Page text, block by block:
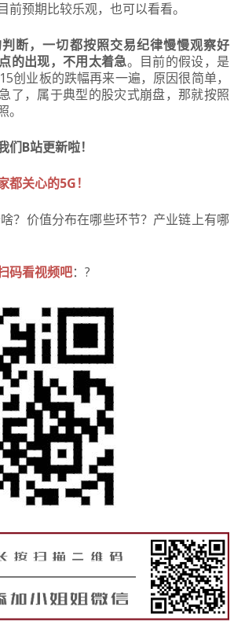
前预期比较乐观，也可以看看。
断，一切都按照交易纪律慢慢观察好
的出现，不用太着急。目前的假设，是
创业板的跌幅再来一遍，原因很简单，
了，属于典型的股灾式崩盘，那就按照
们B站更新啦！
都关心的5G！
？价值分布在哪些环节？产业链上有哪
码看视频吧：?